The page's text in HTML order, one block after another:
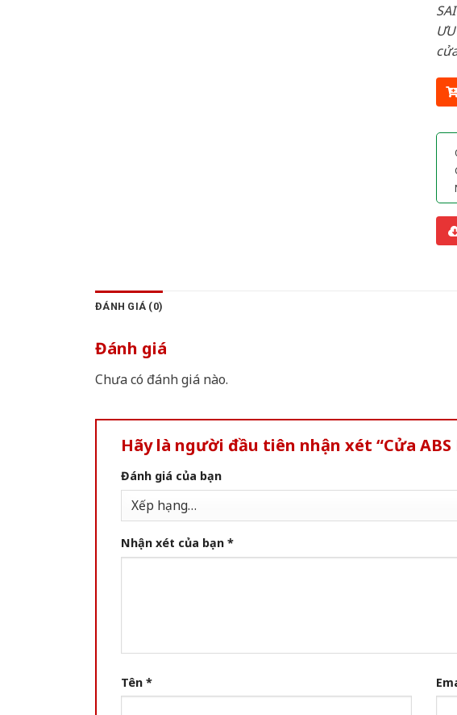
ĐÁNH GIÁ (0)
Đánh giá
Chưa có đánh giá nào.
Hãy là người đầu tiên nhận xét “Cửa ABS
Đánh giá của bạn
Nhận xét của bạn *
Tên *